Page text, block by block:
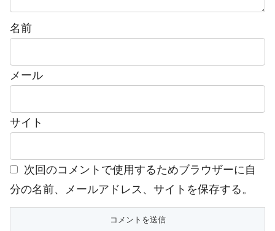
名前
メール
サイト
次回のコメントで使用するためブラウザーに自
分の名前、メールアドレス、サイトを保存する。